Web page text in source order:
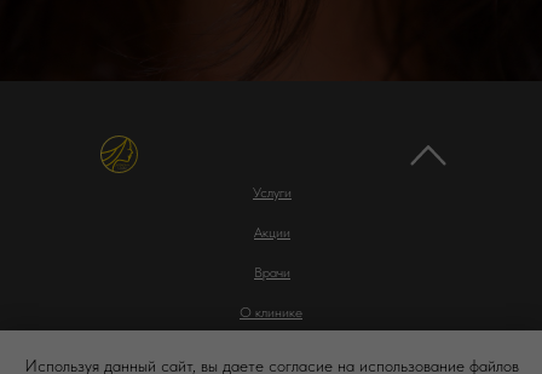
Услуги
Акции
Врачи
О клинике
Используя данный сайт, вы даете согласие на использование файлов